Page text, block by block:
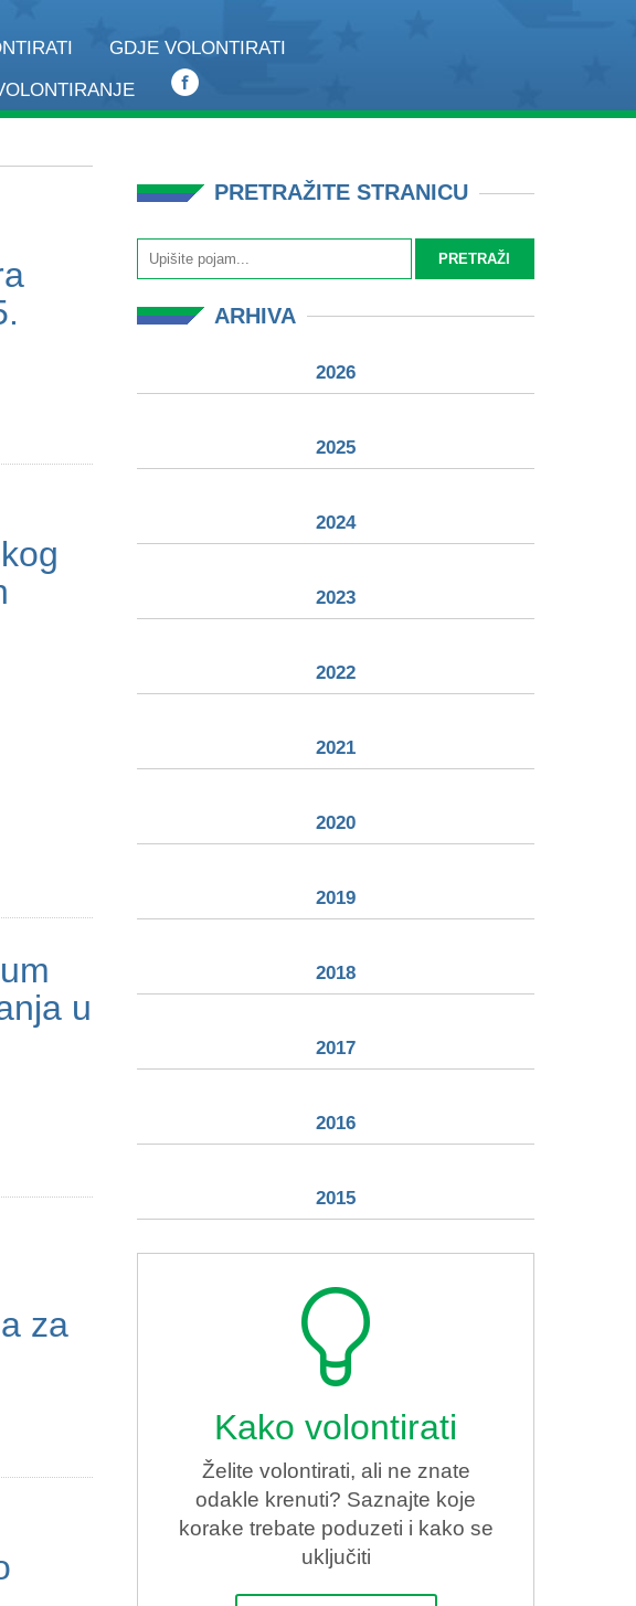
GDJE VOLONTIRATI
u
za
PRETRAŽITE STRANICU
ARHIVA
2026
2025
2024
2023
2022
2021
2020
2019
2018
2017
2016
2015
Kako volontirati
Želite volontirati, ali ne znate
odakle krenuti? Saznajte koje
korake trebate poduzeti i kako se
uključiti